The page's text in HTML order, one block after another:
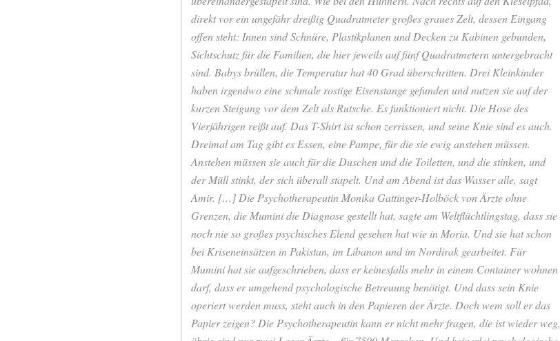
direkt vor ein ungefähr dreißig Quadratmeter großes graues Zelt, dessen Eingang
offen steht: Innen sind Schnüre, Plastikplanen und Decken zu Kabinen gebunden,
Sichtschutz für die Familien, die hier jeweils auf fünf Quadratmetern untergebracht
sind. Babys brüllen, die Temperatur hat 40 Grad überschritten. Drei Kleinkinder
haben irgendwo eine schmale rostige Eisenstange gefunden und nutzen sie auf der
kurzen Steigung vor dem Zelt als Rutsche. Es funktioniert nicht. Die Hose des
Vierjährigen reißt auf. Das T-Shirt ist schon zerrissen, und seine Knie sind es auch.
Dreimal am Tag gibt es Essen, eine Pampe, für die sie ewig anstehen müssen.
Anstehen müssen sie auch für die Duschen und die Toiletten, und die stinken, und
der Müll stinkt, der sich überall stapelt. Und am Abend ist das Wasser alle, sagt
Amir. […] Die Psychotherapeutin Monika Gattinger-Holböck von Ärzte ohne
Grenzen, die Mumini die Diagnose gestellt hat, sagte am Weltflüchtlingstag, dass sie
noch nie so großes psychisches Elend gesehen hat wie in Moria. Und sie hat schon
bei Kriseneinsätzen in Pakistan, im Libanon und im Nordirak gearbeitet. Für
Mumini hat sie aufgeschrieben, dass er keinesfalls mehr in einem Container wohnen
darf, dass er umgehend psychologische Betreuung benötigt. Und dass sein Knie
operiert werden muss, steht auch in den Papieren der Ärzte. Doch wem soll er das
Papier zeigen? Die Psychotherapeutin kann er nicht mehr fragen, die ist wieder weg,